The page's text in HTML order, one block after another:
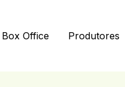
Office Produtores